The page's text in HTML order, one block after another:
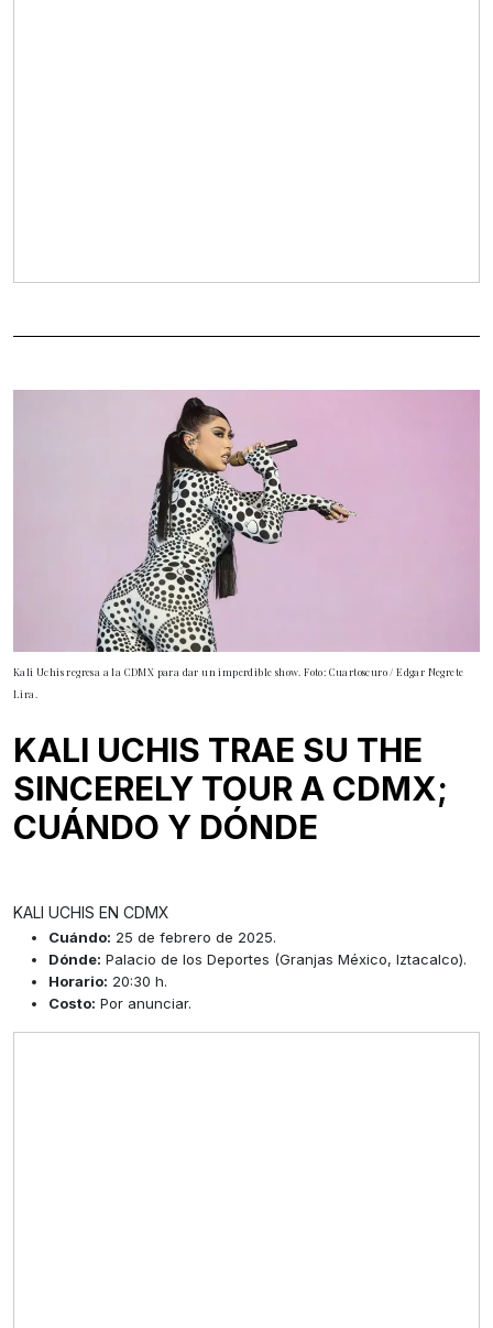
Kali Uchis regresa a la CDMX para dar un imperdible show. Foto: Cuartoscuro / Edgar Negrete
Lira.
KALI UCHIS TRAE SU THE
SINCERELY TOUR A CDMX;
CUÁNDO Y DÓNDE
KALI UCHIS EN CDMX
Cuándo: 25 de febrero de 2025.
Dónde: Palacio de los Deportes (Granjas México, Iztacalco).
Horario: 20:30 h.
Costo: Por anunciar.